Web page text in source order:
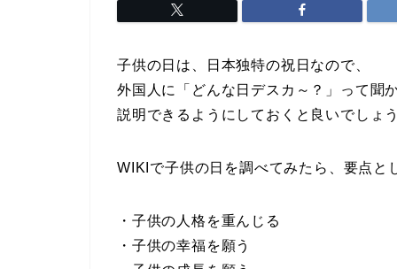
子供の日は、日本独特の祝日なので、
外国人に「どんな日デスカ～？」って聞
説明できるようにしておくと良いでしょ
WIKIで子供の日を調べてみたら、要点と
・子供の人格を重んじる
・子供の幸福を願う